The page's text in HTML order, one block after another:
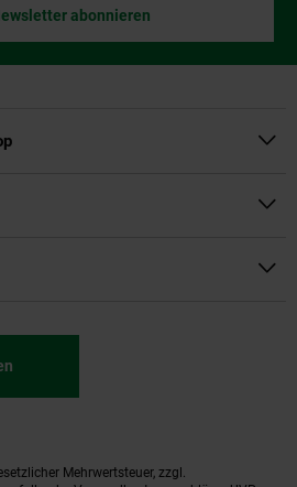
abonnieren
Mehrwertsteuer, zzgl.